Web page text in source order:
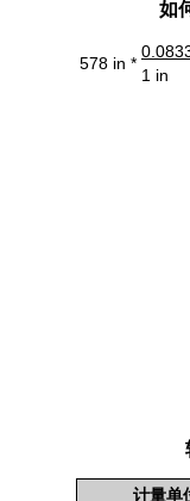
如
578 in *
1 in
计量单